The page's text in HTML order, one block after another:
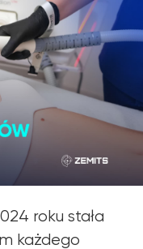
roku stała
każdego